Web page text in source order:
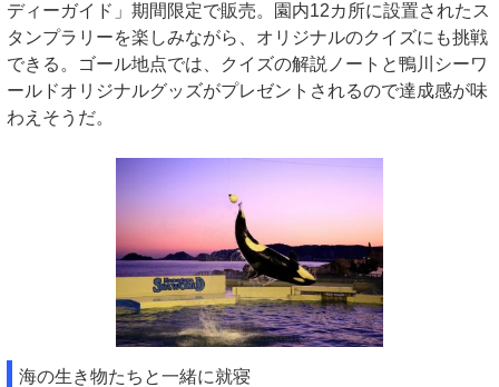
ディーガイド」期間限定で販売。園内12カ所に設置されたス
タンプラリーを楽しみながら、オリジナルのクイズにも挑戦
できる。ゴール地点では、クイズの解説ノートと鴨川シーワ
ールドオリジナルグッズがプレゼントされるので達成感が味
わえそうだ。
海の生き物たちと一緒に就寝